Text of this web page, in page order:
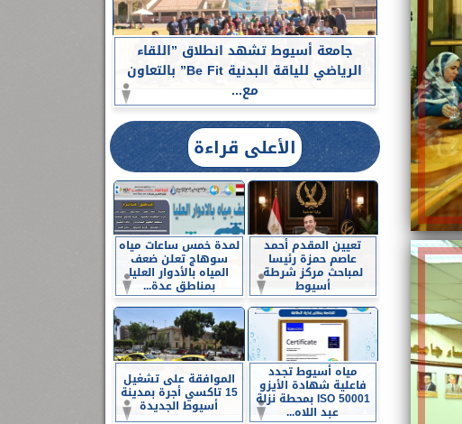
جامعة أسيوط تشهد انطلاق ”اللقاء
الرياضي للياقة البدنية Be Fit” بالتعاون
مع...
الأعلى قراءة
تعيين المقدم أحمد
عاصم حمزة رئيسا
لمباحث مركز شرطة
أسيوط
لمدة خمس ساعات مياه
سوهاج تعلن ضعف
المياه بالأدوار العليا
بمناطق عدة...
مياه أسيوط تجدد
فاعلية شهادة الأيزو
ISO 50001 بمحطة نزلة
عبد اللاه...
الموافقة على تشغيل
15 تاكسي أجرة بمدينة
أسيوط الجديدة